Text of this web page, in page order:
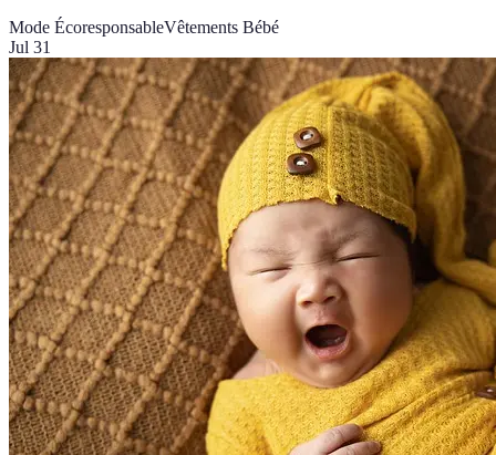
Mode ÉcoresponsableVêtements Bébé
Jul 31